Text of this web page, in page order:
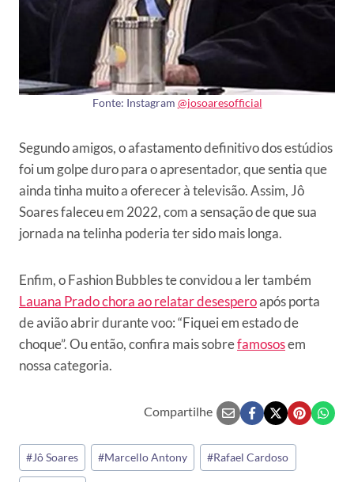
Fonte: Instagram @josoaresofficial
Segundo amigos, o afastamento definitivo dos estúdios
foi um golpe duro para o apresentador, que sentia que
ainda tinha muito a oferecer à televisão. Assim, Jô
Soares faleceu em 2022, com a sensação de que sua
jornada na telinha poderia ter sido mais longa.
Enfim, o Fashion Bubbles te convidou a ler também
Lauana Prado chora ao relatar desesperoapós porta
de avião abrir durante voo: “Fiquei em estado de
choque”. Ou então, confira mais sobrefamososem
nossa categoria.
Compartilhe
Tags
do
#Jô Soares #Marcello Antony #Rafael Cardoso